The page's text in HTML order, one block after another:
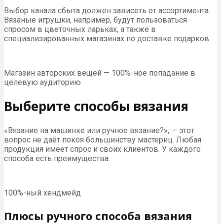
Выбор канала сбыта должен зависеть от ассортимента.
Вязаные игрушки, например, будут пользоваться
спросом в цветочных ларьках, а также в
специализированных магазинах по доставке подарков.
Магазин авторских вещей — 100%-ное попадание в
целевую аудиторию
Выберите способы вязания
«Вязание на машинке или ручное вязание?», — этот
вопрос не даёт покоя большинству мастериц. Любая
продукция имеет спрос и своих клиентов. У каждого
способа есть преимущества.
100%-ный хендмейд
Плюсы ручного способа вязания